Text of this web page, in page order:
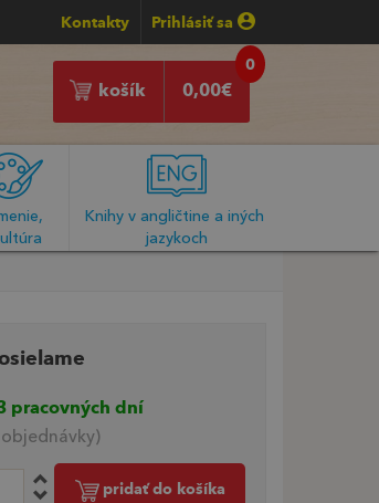
Kontakty Prihlásiť sa
0
0,00€
košík
Knihy v angličtine a iných
jazykoch
pracovných dní
pridať do košíka